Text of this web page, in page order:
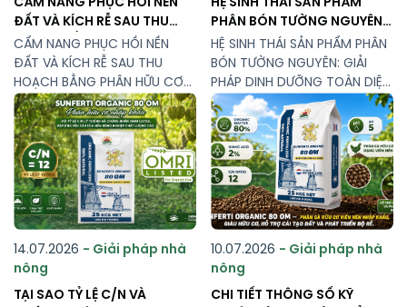
CẨM NANG PHỤC HỒI NỀN
ĐẤT VÀ KÍCH RỄ SAU THU
HOẠCH BẰNG PHÂN HỮU CƠ
VIÊN NÉN HÀ LAN
CẨM NANG PHỤC HỒI NỀN
ĐẤT VÀ KÍCH RỄ SAU THU
HOẠCH BẰNG PHÂN HỮU CƠ
VIÊN NÉN HÀ LAN Sau mỗi
mùa thu hoạch, cây ăn trái
(đặc biệt là sầu riêng)
thường rơi vào trạng thái
suy kiệt do đã dồn toàn bộ
dinh dưỡng để nuôi trái.
Đồng thời, nền đất xung
HỆ SINH THÁI SẢN PHẨM
PHÂN BÓN TƯỜNG NGUYÊN:
GIẢI PHÁP DINH DƯỠNG
TOÀN DIỆN VÀ CHUYÊN SÂU
CHO MỌI GIAI ĐOẠN CÂY
TRỒNG
HỆ SINH THÁI SẢN PHẨM PHÂN
BÓN TƯỜNG NGUYÊN: GIẢI
PHÁP DINH DƯỠNG TOÀN DIỆN
VÀ CHUYÊN SÂU CHO MỌI GIAI
ĐOẠN CÂY TRỒNG Trong
canh tác nông nghiệp hiện
đại, việc thấu hiểu nhu cầu
dinh dưỡng của cây trồng
theo từng giai đoạn sinh
trưởng là yếu tố cốt lõi để
14.07.2026 - Giải pháp nhà
nông
TẠI SAO TỶ LỆ C/N VÀ
10.07.2026 - Giải pháp nhà
nông
CHI TIẾT THÔNG SỐ KỸ